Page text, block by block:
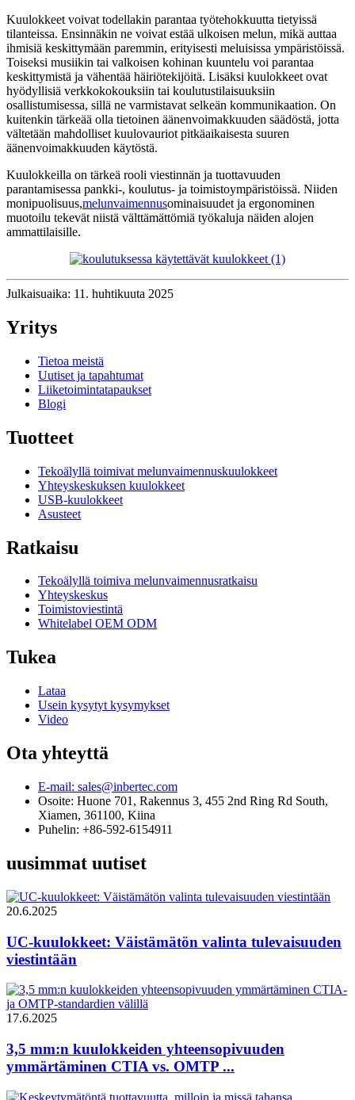
Kuulokkeet voivat todellakin parantaa työtehokkuutta tietyissä
tilanteissa. Ensinnäkin ne voivat estää ulkoisen melun, mikä auttaa
ihmisiä keskittymään paremmin, erityisesti meluisissa ympäristöissä.
Toiseksi musiikin tai valkoisen kohinan kuuntelu voi parantaa
keskittymistä ja vähentää häiriötekijöitä. Lisäksi kuulokkeet ovat
hyödyllisiä verkkokokouksiin tai koulutustilaisuuksiin
osallistumisessa, sillä ne varmistavat selkeän kommunikaation. On
kuitenkin tärkeää olla tietoinen äänenvoimakkuuden säädöstä, jotta
vältetään mahdolliset kuulovauriot pitkäaikaisesta suuren
äänenvoimakkuuden käytöstä.
Kuulokkeilla on tärkeä rooli viestinnän ja tuottavuuden
parantamisessa pankki-, koulutus- ja toimistoympäristöissä. Niiden
monipuolisuus,melunvaimennusominaisuudet ja ergonominen
muotoilu tekevät niistä välttämättömiä työkaluja näiden alojen
ammattilaisille.
Julkaisuaika: 11. huhtikuuta 2025
Yritys
Tietoa meistä
Uutiset ja tapahtumat
Liiketoimintatapaukset
Blogi
Tuotteet
Tekoälyllä toimivat melunvaimennuskuulokkeet
Yhteyskeskuksen kuulokkeet
USB-kuulokkeet
Asusteet
Ratkaisu
Tekoälyllä toimiva melunvaimennusratkaisu
Yhteyskeskus
Toimistoviestintä
Whitelabel OEM ODM
Tukea
Lataa
Usein kysytyt kysymykset
Video
Ota yhteyttä
E-mail: sales@inbertec.com
Osoite: Huone 701, Rakennus 3, 455 2nd Ring Rd South,
Xiamen, 361100, Kiina
Puhelin: +86-592-6154911
uusimmat uutiset
20.6.2025
UC-kuulokkeet: Väistämätön valinta tulevaisuuden
viestintään
17.6.2025
3,5 mm:n kuulokkeiden yhteensopivuuden
ymmärtäminen CTIA vs. OMTP ...